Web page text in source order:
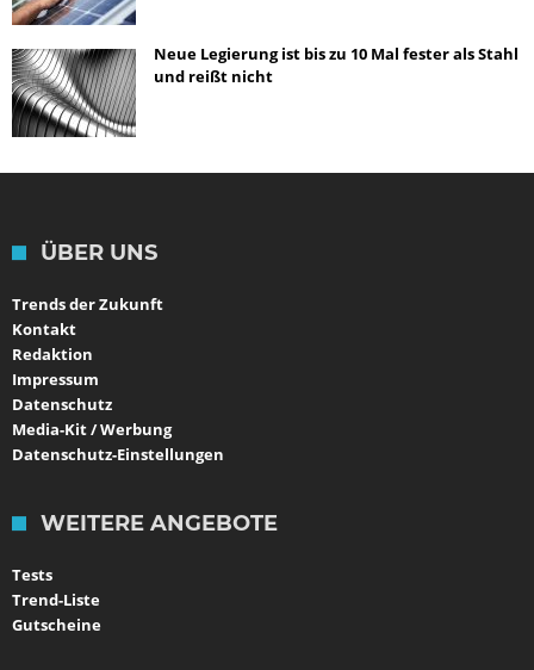
Neue Legierung ist bis zu 10 Mal fester als Stahl
und reißt nicht
ÜBER UNS
Trends der Zukunft
Kontakt
Redaktion
Impressum
Datenschutz
Media-Kit / Werbung
Datenschutz-Einstellungen
WEITERE ANGEBOTE
Tests
Trend-Liste
Gutscheine